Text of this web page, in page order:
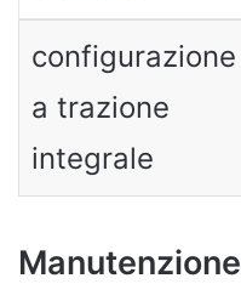
configurazione
a trazione
integrale
Manutenzione